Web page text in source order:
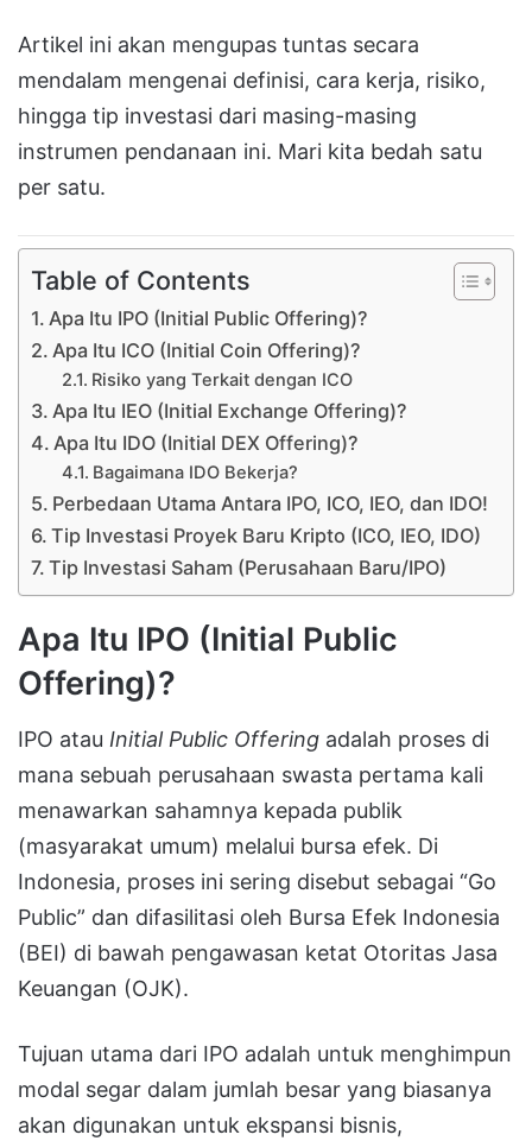
Artikel ini akan mengupas tuntas secara
mendalam mengenai definisi, cara kerja, risiko,
hingga tip investasi dari masing-masing
instrumen pendanaan ini. Mari kita bedah satu
per satu.
Table of Contents
Apa Itu IPO (Initial Public Offering)?
Apa Itu ICO (Initial Coin Offering)?
Risiko yang Terkait dengan ICO
Apa Itu IEO (Initial Exchange Offering)?
Apa Itu IDO (Initial DEX Offering)?
Bagaimana IDO Bekerja?
Perbedaan Utama Antara IPO, ICO, IEO, dan IDO!
Tip Investasi Proyek Baru Kripto (ICO, IEO, IDO)
Tip Investasi Saham (Perusahaan Baru/IPO)
Apa Itu IPO (Initial Public
Offering)?
IPO atau Initial Public Offering adalah proses di
mana sebuah perusahaan swasta pertama kali
menawarkan sahamnya kepada publik
(masyarakat umum) melalui bursa efek. Di
Indonesia, proses ini sering disebut sebagai “Go
Public” dan difasilitasi oleh Bursa Efek Indonesia
(BEI) di bawah pengawasan ketat Otoritas Jasa
Keuangan (OJK).
Tujuan utama dari IPO adalah untuk menghimpun
modal segar dalam jumlah besar yang biasanya
akan digunakan untuk ekspansi bisnis,